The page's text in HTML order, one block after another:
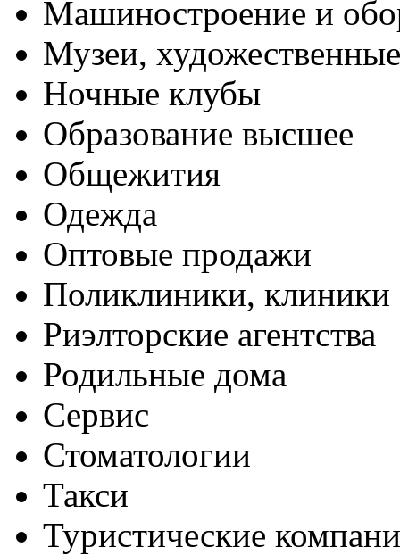
Машиностроение и
Музеи,
Ночные клубы
Образование высшее
Общежития
Одежда
Оптовые продажи
Поликлиники, клиники
Риэлторские агентства
Родильные дома
Сервис
Стоматологии
Такси
Туристические